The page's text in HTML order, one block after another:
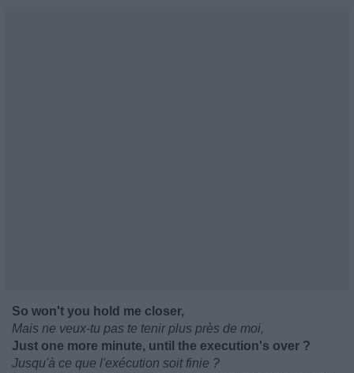
So won't you hold me closer,
Mais ne veux-tu pas te tenir plus près de moi,
Just one more minute, until the execution's over ?
Jusqu'à ce que l'exécution soit finie ?